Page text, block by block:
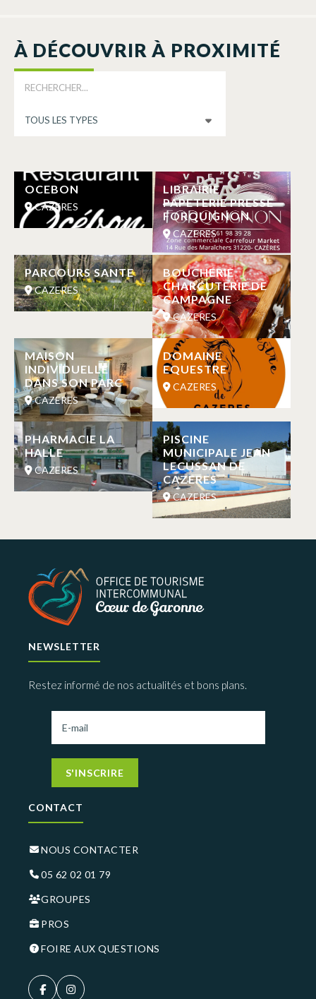
À DÉCOUVRIR À PROXIMITÉ
OCEBON
CAZERES
LIBRAIRIE
PAPETERIE PRESSE
FORQUIGNON
CAZERES
PARCOURS SANTE
CAZERES
BOUCHERIE
CHARCUTERIE DE
CAMPAGNE
CAZERES
MAISON
INDIVIDUELLE
DANS SON PARC
CAZERES
DOMAINE
EQUESTRE
CAZERES
PHARMACIE LA
HALLE
CAZERES
PISCINE
MUNICIPALE JEAN
LECUSSAN DE
CAZERES
CAZERES
NEWSLETTER
Restez informé de nos actualités et bons plans.
S'INSCRIRE
CONTACT
NOUS CONTACTER
05 62 02 01 79
GROUPES
PROS
FOIRE AUX QUESTIONS